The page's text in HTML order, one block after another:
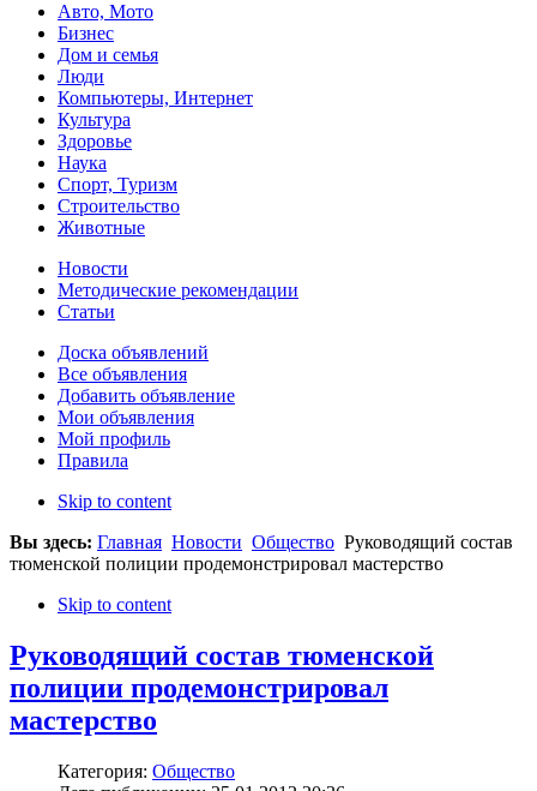
Авто, Мото
Бизнес
Дом и семья
Люди
Компьютеры, Интернет
Культура
Здоровье
Наука
Спорт, Туризм
Строительство
Животные
Новости
Методические рекомендации
Статьи
Доска объявлений
Все объявления
Добавить объявление
Мои объявления
Мой профиль
Правила
Skip to content
Вы здесь: Главная Новости Общество Руководящий состав
тюменской полиции продемонстрировал мастерство
Skip to content
Руководящий состав тюменской
полиции продемонстрировал
мастерство
Категория: Общество